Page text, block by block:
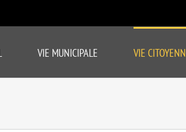
VIE MUNICIPALE VIE